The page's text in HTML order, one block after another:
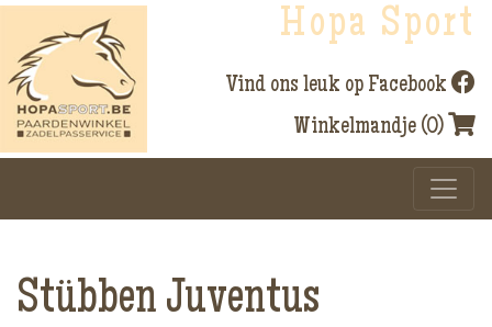
Hopa Sport
Vind ons leuk op Facebook
Winkelmandje (0)
Stübben Juventus